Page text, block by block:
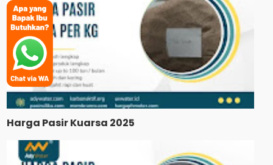
Harga Pasir Kuarsa 2025